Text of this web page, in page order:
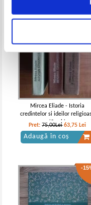
Mircea Eliade - Istoria
credintelor si ideilor
(3 vol.)
Pret:75,00Lei 63,75 Lei
Adaugă în coș
-